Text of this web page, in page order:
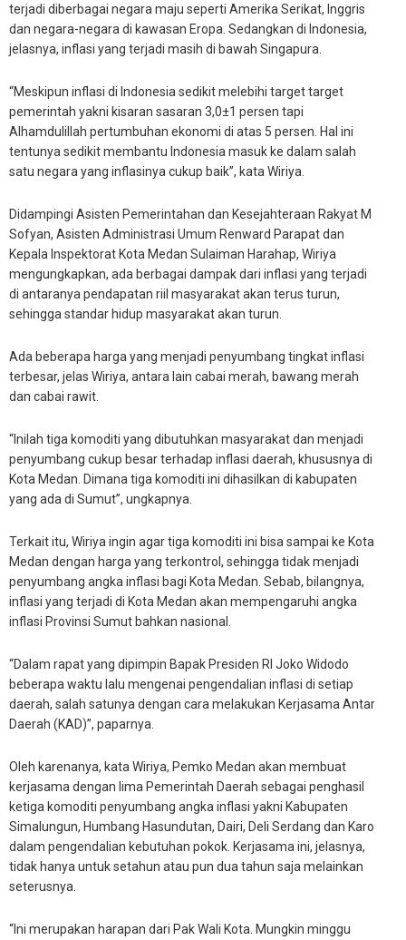
terjadi diberbagai negara maju seperti Amerika Serikat, Inggris
dan negara-negara di kawasan Eropa. Sedangkan di Indonesia,
jelasnya, inflasi yang terjadi masih di bawah Singapura.
“Meskipun inflasi di Indonesia sedikit melebihi target target
pemerintah yakni kisaran sasaran 3,0±1 persen tapi
Alhamdulillah pertumbuhan ekonomi di atas 5 persen. Hal ini
tentunya sedikit membantu Indonesia masuk ke dalam salah
satu negara yang inflasinya cukup baik”, kata Wiriya.
Didampingi Asisten Pemerintahan dan Kesejahteraan Rakyat M
Sofyan, Asisten Administrasi Umum Renward Parapat dan
Kepala Inspektorat Kota Medan Sulaiman Harahap, Wiriya
mengungkapkan, ada berbagai dampak dari inflasi yang terjadi
di antaranya pendapatan riil masyarakat akan terus turun,
sehingga standar hidup masyarakat akan turun.
Ada beberapa harga yang menjadi penyumbang tingkat inflasi
terbesar, jelas Wiriya, antara lain cabai merah, bawang merah
dan cabai rawit.
“Inilah tiga komoditi yang dibutuhkan masyarakat dan menjadi
penyumbang cukup besar terhadap inflasi daerah, khususnya di
Kota Medan. Dimana tiga komoditi ini dihasilkan di kabupaten
yang ada di Sumut”, ungkapnya.
Terkait itu, Wiriya ingin agar tiga komoditi ini bisa sampai ke Kota
Medan dengan harga yang terkontrol, sehingga tidak menjadi
penyumbang angka inflasi bagi Kota Medan. Sebab, bilangnya,
inflasi yang terjadi di Kota Medan akan mempengaruhi angka
inflasi Provinsi Sumut bahkan nasional.
“Dalam rapat yang dipimpin Bapak Presiden RI Joko Widodo
beberapa waktu lalu mengenai pengendalian inflasi di setiap
daerah, salah satunya dengan cara melakukan Kerjasama Antar
Daerah (KAD)”, paparnya.
Oleh karenanya, kata Wiriya, Pemko Medan akan membuat
kerjasama dengan lima Pemerintah Daerah sebagai penghasil
ketiga komoditi penyumbang angka inflasi yakni Kabupaten
Simalungun, Humbang Hasundutan, Dairi, Deli Serdang dan Karo
dalam pengendalian kebutuhan pokok. Kerjasama ini, jelasnya,
tidak hanya untuk setahun atau pun dua tahun saja melainkan
seterusnya.
“Ini merupakan harapan dari Pak Wali Kota. Mungkin minggu